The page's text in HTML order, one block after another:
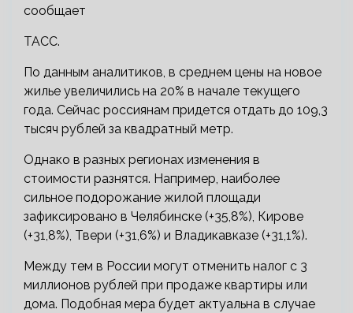
сообщает
ТАСС.
По данным аналитиков, в среднем цены на новое
жилье увеличились на 20% в начале текущего
года. Сейчас россиянам придется отдать до 109,3
тысяч рублей за квадратный метр.
Однако в разных регионах изменения в
стоимости разнятся. Например, наиболее
сильное подорожание жилой площади
зафиксировано в Челябинске (+35,8%), Кирове
(+31,8%), Твери (+31,6%) и Владикавказе (+31,1%).
Между тем в России могут отменить налог с 3
миллионов рублей при продаже квартиры или
дома. Подобная мера будет актуальна в случае